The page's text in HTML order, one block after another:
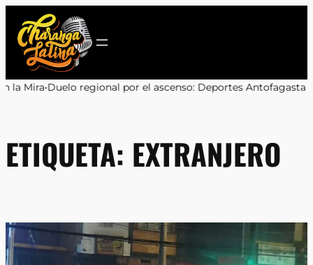
contenido
el ascenso: Deportes Antofagasta y Cobreloa se enfrentarán
ETIQUETA: EXTRANJERO